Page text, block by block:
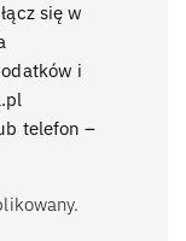
się w
i
telefon –